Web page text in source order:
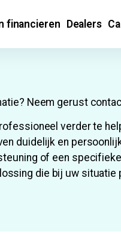
financieren Dealers
Neem gerust
verder te
duidelijk en
of een
die bij uw situatie